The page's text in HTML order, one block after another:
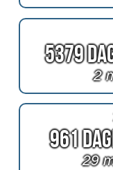
5379
2
961
29